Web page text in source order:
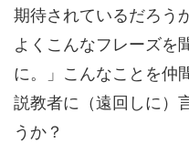
期待されているだろう
よくこんなフレーズを
に。」こんなことを仲
説教者に（遠回しに）
うか？